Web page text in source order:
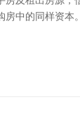
中的同样资本